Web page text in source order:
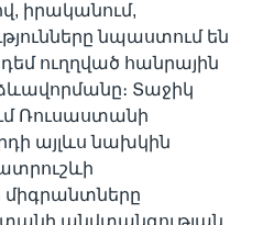
իրականում,
նպաստում են
ուղղված հանրային
Տաջիկ
Ռուսաստանի
այլևս նախկին
միգրանտները
անվտանգության